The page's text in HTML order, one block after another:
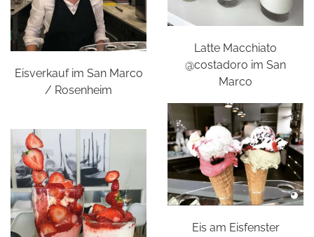
Eisverkauf im San Marco
/ Rosenheim
Latte Macchiato
@costadoro im San
Marco
Eis am Eisfenster